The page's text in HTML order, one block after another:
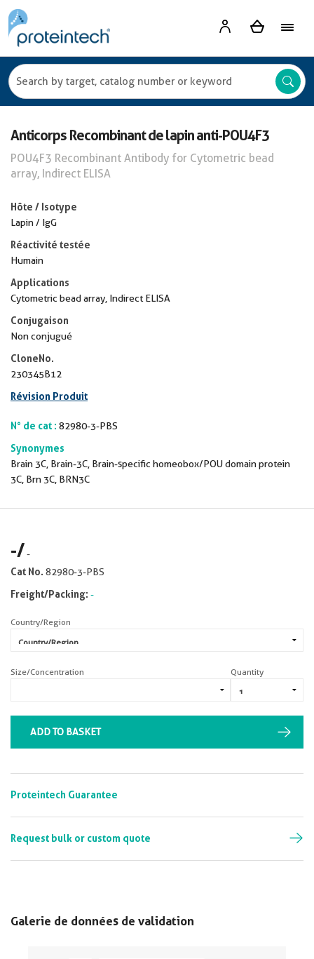
Anticorps Recombinant de lapin anti-POU4F3
POU4F3 Recombinant Antibody for Cytometric bead
array, Indirect ELISA
Hôte / Isotype
Lapin / IgG
Réactivité testée
Humain
Applications
Cytometric bead array, Indirect ELISA
Conjugaison
Non conjugué
CloneNo.
230345B12
Révision Produit
N° de cat : 82980-3-PBS
Synonymes
Brain 3C, Brain-3C, Brain-specific homeobox/POU domain protein
3C, Brn 3C, BRN3C
Galerie de données de validation
-/-
Cat No. 82980-3-PBS
Freight/Packing: -
Country/Region
Size/Concentration Quantity
ADD TO BASKET
Proteintech Guarantee
Request bulk or custom quote